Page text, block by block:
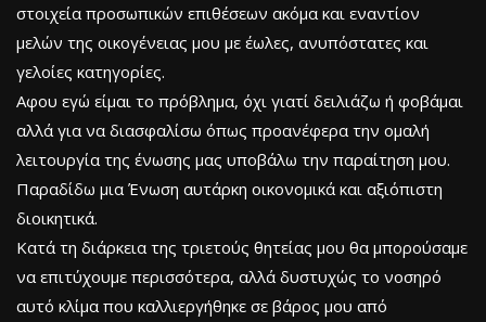
στοιχεία προσωπικών επιθέσεων ακόμα και εναντίον
μελών της οικογένειας μου με έωλες, ανυπόστατες και
γελοίες κατηγορίες.
Αφου εγώ είμαι το πρόβλημα, όχι γιατί δειλιάζω ή φοβάμαι
αλλά για να διασφαλίσω όπως προανέφερα την ομαλή
λειτουργία της ένωσης μας υποβάλω την παραίτηση μου.
Παραδίδω μια Ένωση αυτάρκη οικονομικά και αξιόπιστη
διοικητικά.
Κατά τη διάρκεια της τριετούς θητείας μου θα μπορούσαμε
να επιτύχουμε περισσότερα, αλλά δυστυχώς το νοσηρό
αυτό κλίμα που καλλιεργήθηκε σε βάρος μου από